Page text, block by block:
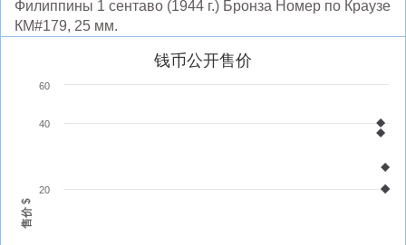
Филиппины 1 сентаво (1944 г.) Бронза Номер по Краузе
КМ#179, 25 мм.